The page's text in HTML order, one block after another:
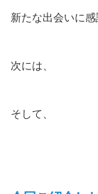
新たな出会いに感
次には、
そして、